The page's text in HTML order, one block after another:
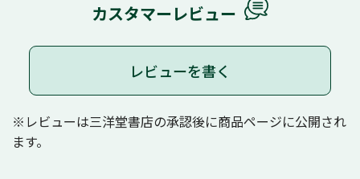
カスタマーレビュー
レビューを書く
※レビューは三洋堂書店の承認後に商品ページに公開され
ます。